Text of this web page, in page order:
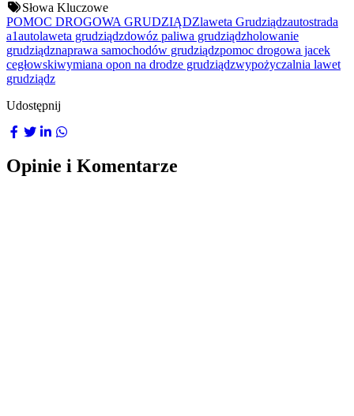
Słowa Kluczowe
POMOC DROGOWA GRUDZIĄDZlaweta Grudziądzautostrada
a1autolaweta grudziądzdowóz paliwa grudziądzholowanie
grudziądznaprawa samochodów grudziądzpomoc drogowa jacek
cegłowskiwymiana opon na drodze grudziądzwypożyczalnia lawet
grudziądz
Udostępnij
Opinie i Komentarze